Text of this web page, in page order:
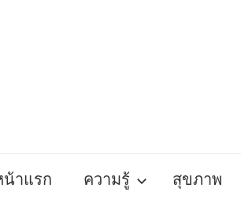
น้าแรก ความรู้ สุขภาพ